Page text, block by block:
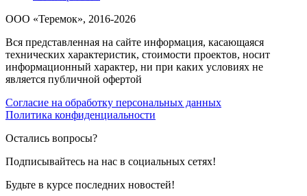
ООО «Теремок», 2016-2026
Вся представленная на сайте информация, касающаяся
технических характеристик, стоимости проектов, носит
информационный характер, ни при каких условиях не
является публичной офертой
Согласие на обработку персональных данных
Политика конфиденциальности
Остались вопросы?
Подписывайтесь на нас в социальных сетях!
Будьте в курсе последних новостей!